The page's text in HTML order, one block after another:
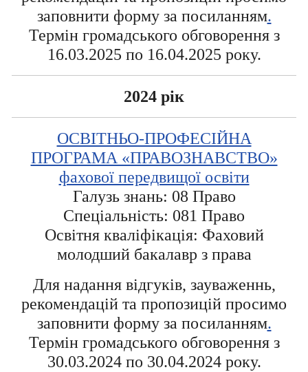
заповнити форму за посиланням.
Термін громадського обговорення з
16.03.2025 по 16.04.2025 року.
2024 рік
ОСВІТНЬО-ПРОФЕСІЙНА
ПРОГРАМА «ПРАВОЗНАВСТВО»
фахової передвищої освіти
Галузь знань: 08 Право
Спеціальність: 081 Право
Освітня кваліфікація: Фаховий
молодший бакалавр з права
Для надання відгуків, зауваженнь,
рекомендацій та пропозицій просимо
заповнити форму за посиланням.
Термін громадського обговорення з
30.03.2024 по 30.04.2024 року.